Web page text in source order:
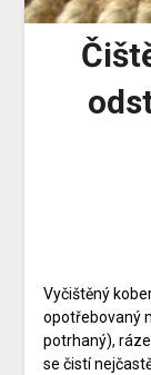
Vyčištěný
opotřebovaný
potrhaný),
se čistí